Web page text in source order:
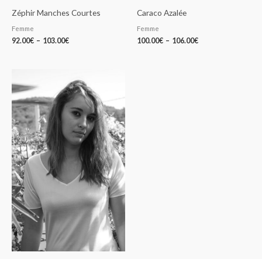
Zéphir Manches Courtes
Femme
92.00€ – 103.00€
Caraco Azalée
Femme
100.00€ – 106.00€
de
prix :
92.00€
à
103.00€